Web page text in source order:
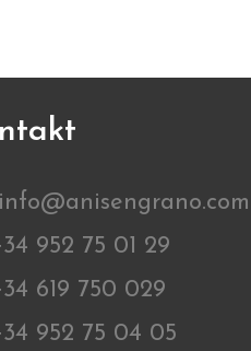
info@anisengrano.com
952 75 01 29
619 750 029
952 75 04 05